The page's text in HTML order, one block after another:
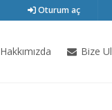
Oturum aç
Hakkımızda Bize